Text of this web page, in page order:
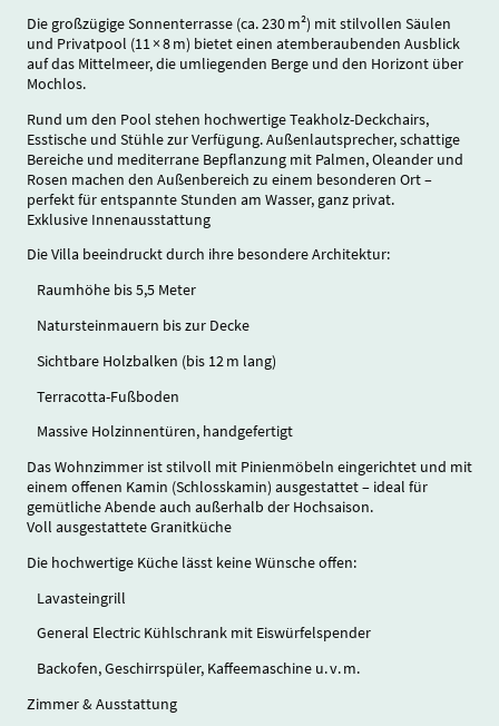
Die großzügige Sonnenterrasse (ca. 230 m²) mit stilvollen Säulen
und Privatpool (11 × 8 m) bietet einen atemberaubenden Ausblick
auf das Mittelmeer, die umliegenden Berge und den Horizont über
Mochlos.
Rund um den Pool stehen hochwertige Teakholz-Deckchairs,
Esstische und Stühle zur Verfügung. Außenlautsprecher, schattige
Bereiche und mediterrane Bepflanzung mit Palmen, Oleander und
Rosen machen den Außenbereich zu einem besonderen Ort –
perfekt für entspannte Stunden am Wasser, ganz privat.
Exklusive Innenausstattung
Die Villa beeindruckt durch ihre besondere Architektur:
Raumhöhe bis 5,5 Meter
Natursteinmauern bis zur Decke
Sichtbare Holzbalken (bis 12 m lang)
Terracotta-Fußboden
Massive Holzinnentüren, handgefertigt
Das Wohnzimmer ist stilvoll mit Pinienmöbeln eingerichtet und mit
einem offenen Kamin (Schlosskamin) ausgestattet – ideal für
gemütliche Abende auch außerhalb der Hochsaison.
Voll ausgestattete Granitküche
Die hochwertige Küche lässt keine Wünsche offen:
Lavasteingrill
General Electric Kühlschrank mit Eiswürfelspender
Backofen, Geschirrspüler, Kaffeemaschine u. v. m.
Zimmer & Ausstattung